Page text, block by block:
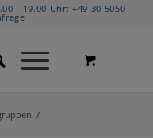
- 19.00 Uhr:+49 30 5050
/